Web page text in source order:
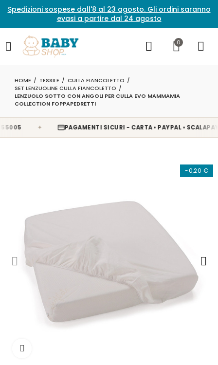
Spedizioni sospese dall'8 al 23 agosto. Gli ordini saranno
evasi a partire dal 24 agosto
0
HOME TESSILE
CULLA FIANCOLETTO
SET LENZUOLINE CULLA FIANCOLETTO
LENZUOLO SOTTO CON ANGOLI PER CULLA EVO MAMMAMIA
COLLECTION FOPPAPEDRETTI
PAGAMENTI SICURI - CARTA • PAYPAL • SCALAPAY •
-0,20 €